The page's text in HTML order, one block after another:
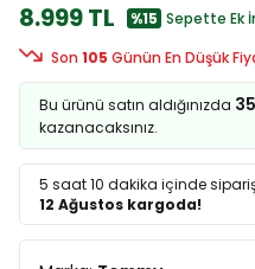
8.999 TL
%15 Sepette Ek
Son 105 Günün En Düşük
Bu ürünü satın aldığınızda
kazanacaksınız.
5 saat 10 dakika içinde
12 Ağustos kargoda!